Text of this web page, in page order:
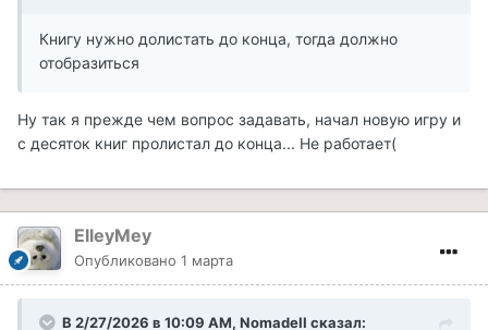
Книгу нужно долистать до конца, тогда должно
отобразиться
Ну так я прежде чем вопрос задавать, начал новую игру и
с десяток книг пролистал до конца... Не работает(
ElleyMey
Опубликовано 1 марта
В 2/27/2026 в 10:09 AM, NomadeII сказал: